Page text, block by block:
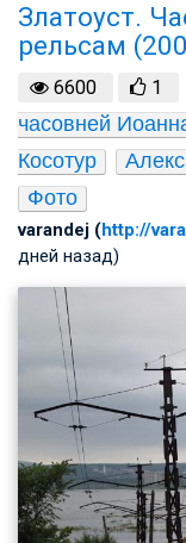
Златоуст.
рельсам
6600 1
часовней
Косотур
Фото
varandej (http://
дней назад)